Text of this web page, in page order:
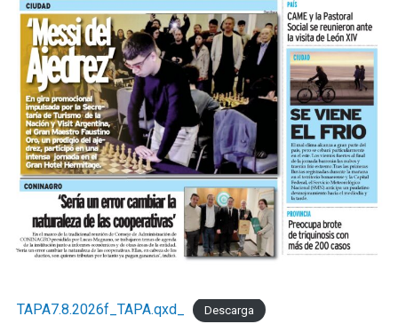
TAPA7.8.2026f_TAPA.qxd_ Descarga